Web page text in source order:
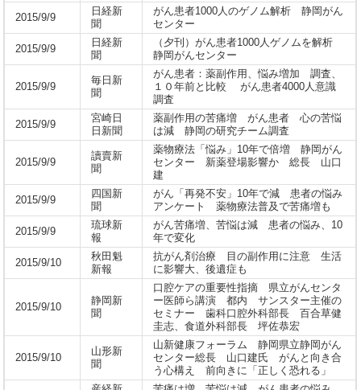
2015/9/9
日経新
聞
がん患者1000人のゲノム解析 静岡がん
センター
2015/9/9
日経新
聞
（夕刊）がん患者1000人ゲノムを解析
静岡がんセンター
2015/9/9
毎日新
聞
がん患者：薬副作用、悩み増加 調査、
１０年前と比較 がん患者4000人意識
調査
2015/9/9
宮崎日
日新聞
薬副作用の苦痛増 がん患者 心の苦悩
は減 静岡の研究チーム調査
2015/9/9
讀賣新
聞
薬物療法「悩み」10年で倍増 静岡がん
センター 新薬登場影響か 総長 山口
建
2015/9/9
四国新
聞
がん「再発不安」10年で減 患者の悩み
アンケート 薬物療法普及で苦痛増も
2015/9/9
琉球新
報
がん苦痛増、苦悩は減 患者の悩み、10
年で変化
2015/9/10
秋田魁
新報
抗がん剤治療 目の副作用に注意 生活
に影響大、後遺症も
2015/9/10
静岡新
聞
口腔ケアの重要性指摘 県立がんセンタ
ー医師ら講演 都内 サンスター主催の
セミナー 歯科口腔外科部長 百合草健
圭志、食道外科部長 坪佐恭宏
2015/9/10
山形新
聞
山新健康フォーラム 静岡県立静岡がん
センター総長 山口建氏 がんと向き合
う心構え 前向きに「正しく恐れる」